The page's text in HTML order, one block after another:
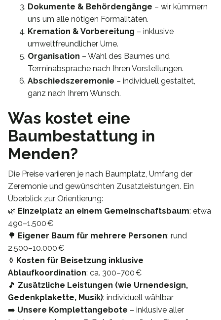
Dokumente & Behördengänge – wir kümmern
uns um alle nötigen Formalitäten.
Kremation & Vorbereitung – inklusive
umweltfreundlicher Urne.
Organisation – Wahl des Baumes und
Terminabsprache nach Ihren Vorstellungen.
Abschiedszeremonie – individuell gestaltet,
ganz nach Ihrem Wunsch.
Was kostet eine
Baumbestattung in
Menden?
Die Preise variieren je nach Baumplatz, Umfang der
Zeremonie und gewünschten Zusatzleistungen. Ein
Überblick zur Orientierung:
🌿 Einzelplatz an einem Gemeinschaftsbaum: etwa
490–1.500 €
🌳 Eigener Baum für mehrere Personen: rund
2.500–10.000 €
⚱️ Kosten für Beisetzung inklusive
Ablaufkoordination: ca. 300–700 €
🎵 Zusätzliche Leistungen (wie Urnendesign,
Gedenkplakette, Musik): individuell wählbar
➡️ Unsere Komplettangebote – inklusive aller